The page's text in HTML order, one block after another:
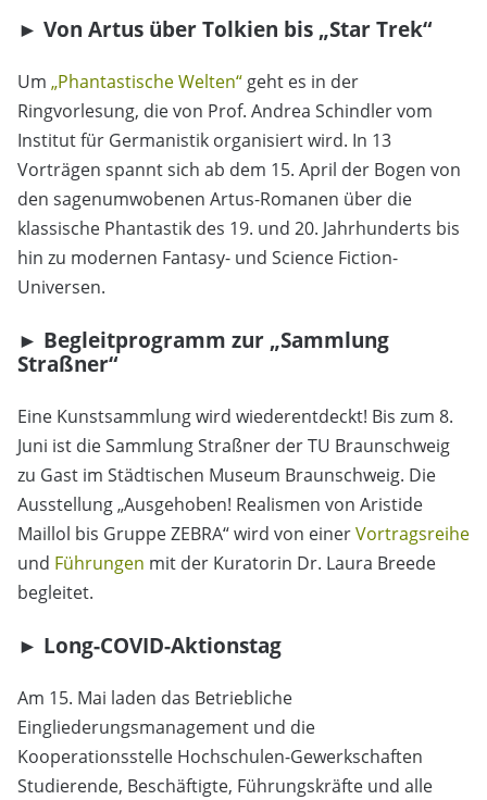
► Von Artus über Tolkien bis „Star Trek“
Um „Phantastische Welten“ geht es in der
Ringvorlesung, die von Prof. Andrea Schindler vom
Institut für Germanistik organisiert wird. In 13
Vorträgen spannt sich ab dem 15. April der Bogen von
den sagenumwobenen Artus-Romanen über die
klassische Phantastik des 19. und 20. Jahrhunderts bis
hin zu modernen Fantasy- und Science Fiction-
Universen.
► Begleitprogramm zur „Sammlung
Straßner“
Eine Kunstsammlung wird wiederentdeckt! Bis zum 8.
Juni ist die Sammlung Straßner der TU Braunschweig
zu Gast im Städtischen Museum Braunschweig. Die
Ausstellung „Ausgehoben! Realismen von Aristide
Maillol bis Gruppe ZEBRA“ wird von einerVortragsreihe
und Führungen mit der Kuratorin Dr. Laura Breede
begleitet.
► Long-COVID-Aktionstag
Am 15. Mai laden das Betriebliche
Eingliederungsmanagement und die
Kooperationsstelle Hochschulen-Gewerkschaften
Studierende, Beschäftigte, Führungskräfte und alle